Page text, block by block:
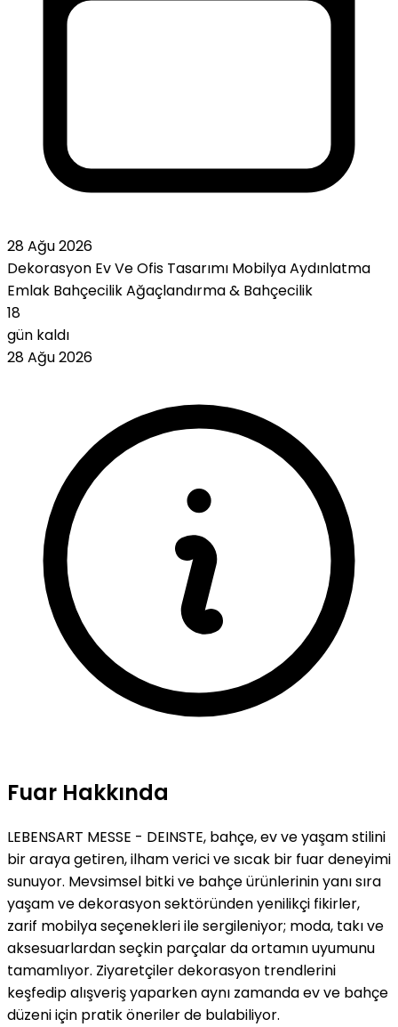
28 Ağu 2026
Dekorasyon Ev Ve Ofis Tasarımı MobilyaAydınlatma
Emlak BahçecilikAğaçlandırma & Bahçecilik
18
gün kaldı
28 Ağu 2026
Fuar Hakkında
LEBENSART MESSE - DEINSTE, bahçe, ev ve yaşam stilini
bir araya getiren, ilham verici ve sıcak bir fuar deneyimi
sunuyor. Mevsimsel bitki ve bahçe ürünlerinin yanı sıra
yaşam ve dekorasyon sektöründen yenilikçi fikirler,
zarif mobilya seçenekleri ile sergileniyor; moda, takı ve
aksesuarlardan seçkin parçalar da ortamın uyumunu
tamamlıyor. Ziyaretçiler dekorasyon trendlerini
keşfedip alışveriş yaparken aynı zamanda ev ve bahçe
düzeni için pratik öneriler de bulabiliyor.